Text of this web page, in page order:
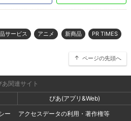
サービス アニメ 新商品 PR TIMES
ページの先頭へ
あ関連サイト
ぴあ(アプリ&Web)
ー
アクセスデータの利用・著作権等